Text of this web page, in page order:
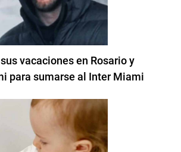
vacaciones en Rosario y
para sumarse al Inter Miami